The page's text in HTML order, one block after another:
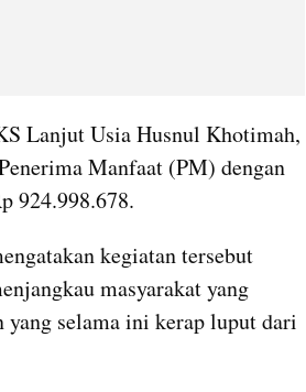
Lanjut Usia Husnul Khotimah,
Manfaat (PM) dengan
924.998.678.
kegiatan tersebut
masyarakat yang
yang selama ini kerap luput dari